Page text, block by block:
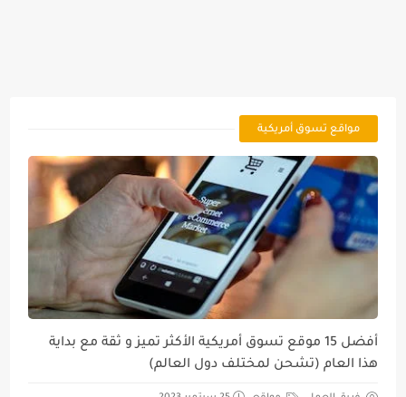
مواقع تسوق أمريكية
أفضل 15 موقع تسوق أمريكية الأكثر تميز و ثقة مع بداية
هذا العام (تشحن لمختلف دول العالم)